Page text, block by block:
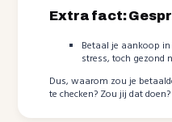
Extra fact:
Betaal je aankoop in
stress, toch gezond
Dus, waarom zou je
te checken? Zou jij dat doen?